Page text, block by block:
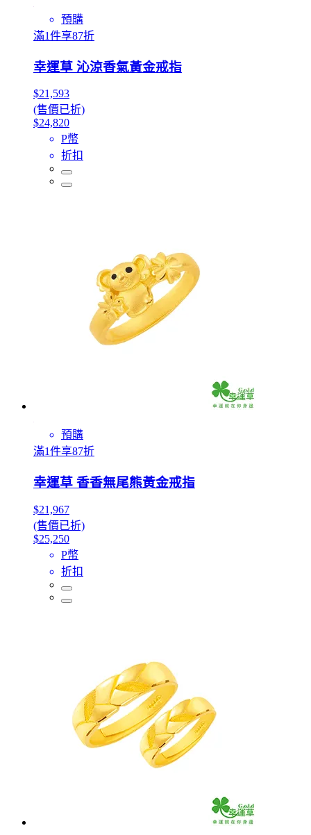
預購
滿1件享87折
幸運草 沁涼香氣黃金戒指
$21,593
(售價已折)
$24,820
P幣
折扣
預購
滿1件享87折
幸運草 香香無尾熊黃金戒指
$21,967
(售價已折)
$25,250
P幣
折扣